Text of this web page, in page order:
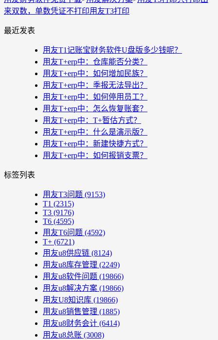
来双数，单数凭证不打印用友T3打印
最近发表
用友T1记账宝财务软件U盘版多少钱呢？
用友T+erp中：仓库能否分类？
用友T+erp中：如何增加民族？
用友T+erp中：季报无法导出？
用友T+erp中：如何停用员工？
用友T+erp中：怎么恢复账套？
用友T+erp中：T+暂估方式？
用友T+erp中：什么是演示版？
用友T+erp中：新建快捷方式？
用友T+erp中：如何报销支票？
标签列表
用友T3问题 (9153)
T1 (2315)
T3 (9176)
T6 (4595)
用友T6问题 (4592)
T+ (6721)
用友u8供应链 (8124)
用友u8库存管理 (2249)
用友u8软件问题 (19866)
用友u8解决方案 (19866)
用友U8知识库 (19866)
用友u8销售管理 (1885)
用友u8财务会计 (6414)
用友u8总账 (3008)